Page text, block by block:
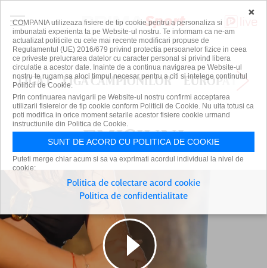
LIGA 1 LIGA CAMPIONILOR EUROPA
EMISIUNI
EMISIUNI
×
COMPANIA utilizeaza fisiere de tip cookie pentru a personaliza si
imbunatati experienta ta pe Website-ul nostru. Te informam ca ne-am
actualizat politicile cu cele mai recente modificari propuse de
Regulamentul (UE) 2016/679 privind protectia persoanelor fizice in ceea
ce priveste prelucrarea datelor cu caracter personal si privind libera
circulatie a acestor date. Inainte de a continua navigarea pe Website-ul
nostru te rugam sa aloci timpul necesar pentru a citi si intelege continutul
Politicii de Cookie.
Prin continuarea navigarii pe Website-ul nostru confirmi acceptarea
utilizarii fisierelor de tip cookie conform Politicii de Cookie. Nu uita totusi ca
poti modifica in orice moment setarile acestor fisiere cookie urmand
instructiunile din Politica de Cookie.
SUNT DE ACORD CU POLITICA DE COOKIE
Puteti merge chiar acum si sa va exprimati acordul individual la nivel de
cookie:
Politica de colectare acord cookie
Politica de confidentialitate